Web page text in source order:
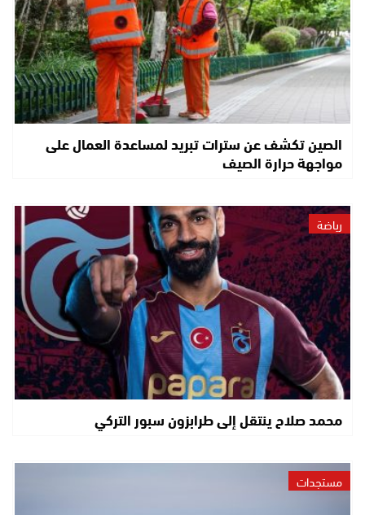
الصين تكشف عن سترات تبريد لمساعدة العمال على
مواجهة حرارة الصيف
رياضة
محمد صلاح ينتقل إلى طرابزون سبور التركي
مستجدات